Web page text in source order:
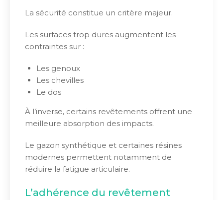
La sécurité constitue un critère majeur.
Les surfaces trop dures augmentent les
contraintes sur :
Les genoux
Les chevilles
Le dos
À l’inverse, certains revêtements offrent une
meilleure absorption des impacts.
Le gazon synthétique et certaines résines
modernes permettent notamment de
réduire la fatigue articulaire.
L’adhérence du revêtement